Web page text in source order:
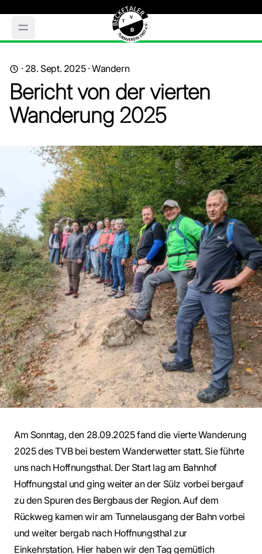
· 28. Sept. 2025·Wandern
Bericht von der vierten
Wanderung 2025
Am Sonntag, den 28.09.2025 fand die vierte Wanderung
2025 des TVB bei bestem Wanderwetter statt. Sie führte
uns nach Hoffnungsthal. Der Start lag am Bahnhof
Hoffnungstal und ging weiter an der Sülz vorbei bergauf
zu den Spuren des Bergbaus der Region. Auf dem
Rückweg kamen wir am Tunnelausgang der Bahn vorbei
und weiter bergab nach Hoffnungsthal zur
Einkehrstation. Hier haben wir den Tag gemütlich